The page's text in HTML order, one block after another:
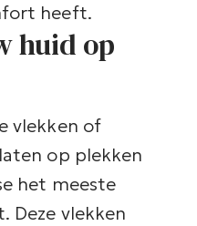
heeft.
huid op
vlekken of
op plekken
het meeste
Deze vlekken